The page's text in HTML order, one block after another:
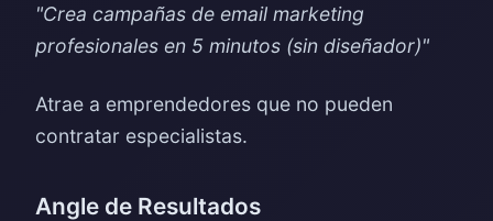
"Crea campañas de email marketing
profesionales en 5 minutos (sin diseñador)"
Atrae a emprendedores que no pueden
contratar especialistas.
Angle de Resultados